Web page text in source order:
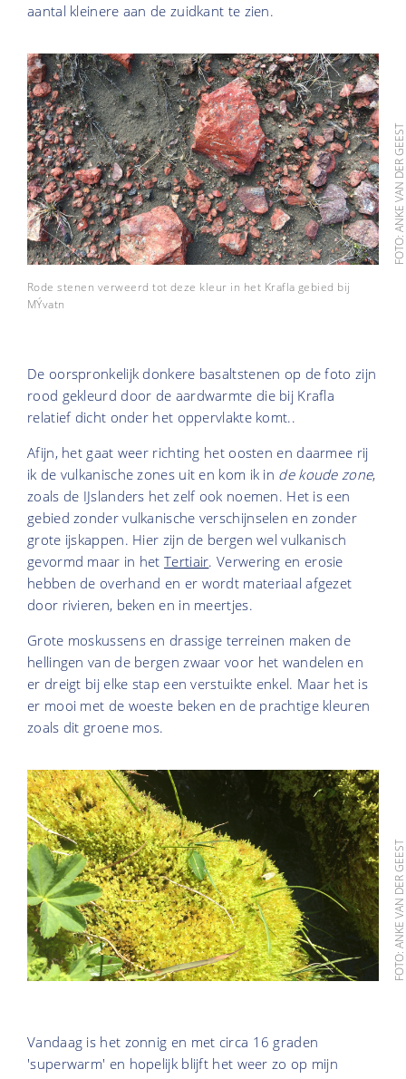
aantal kleinere aan de zuidkant te zien.
FOTO: ANKE VAN DER GEEST
Rode stenen verweerd tot deze kleur in het Krafla gebied bij
MÝvatn
De oorspronkelijk donkere basaltstenen op de foto zijn
rood gekleurd door de aardwarmte die bij Krafla
relatief dicht onder het oppervlakte komt..
Afijn, het gaat weer richting het oosten en daarmee rij
ik de vulkanische zones uit en kom ik in de koude zone,
zoals de IJslanders het zelf ook noemen. Het is een
gebied zonder vulkanische verschijnselen en zonder
grote ijskappen. Hier zijn de bergen wel vulkanisch
gevormd maar in hetTertiair. Verwering en erosie
hebben de overhand en er wordt materiaal afgezet
door rivieren, beken en in meertjes.
Grote moskussens en drassige terreinen maken de
hellingen van de bergen zwaar voor het wandelen en
er dreigt bij elke stap een verstuikte enkel. Maar het is
er mooi met de woeste beken en de prachtige kleuren
zoals dit groene mos.
FOTO: ANKE VAN DER GEEST
Vandaag is het zonnig en met circa 16 graden
'superwarm' en hopelijk blijft het weer zo op mijn